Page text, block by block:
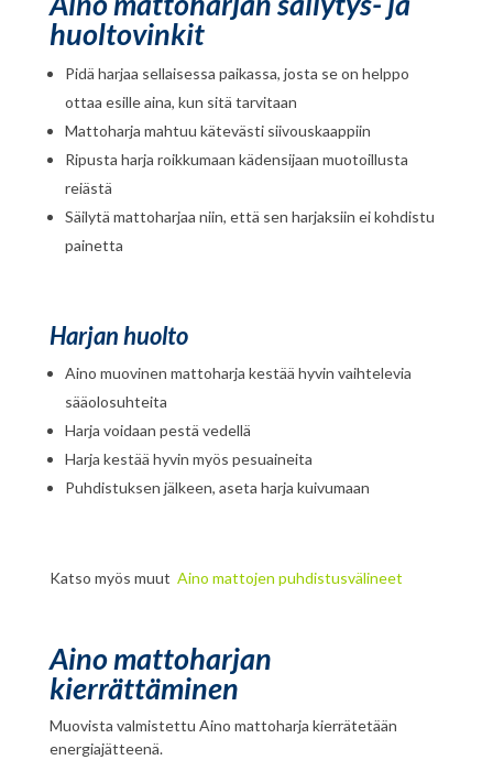
huoltovinkit
Pidä harjaa sellaisessa paikassa, josta se on helppo
ottaa esille aina, kun sitä tarvitaan
Mattoharja mahtuu kätevästi siivouskaappiin
Ripusta harja roikkumaan kädensijaan muotoillusta
reiästä
Säilytä mattoharjaa niin, että sen harjaksiin ei kohdistu
painetta
Harjan huolto
Aino muovinen mattoharja kestää hyvin vaihtelevia
sääolosuhteita
Harja voidaan pestä vedellä
Harja kestää hyvin myös pesuaineita
Puhdistuksen jälkeen, aseta harja kuivumaan
Katso myös muut Aino mattojen puhdistusvälineet
Aino mattoharjan
kierrättäminen
Muovista valmistettu Aino mattoharja kierrätetään
energiajätteenä.